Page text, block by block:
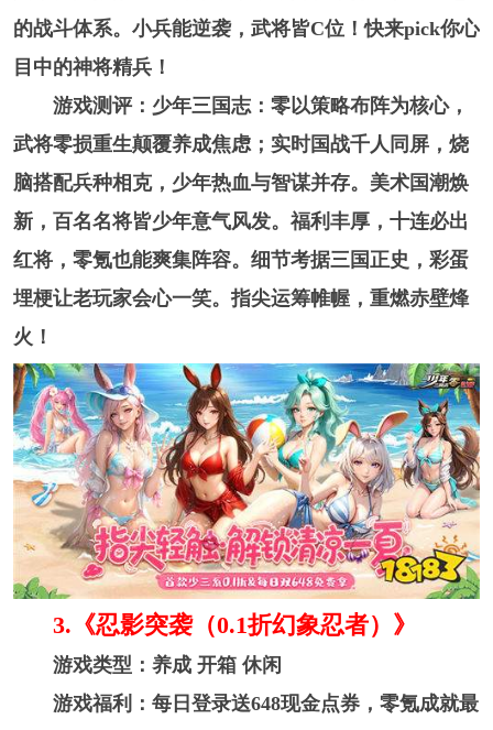
的战斗体系。小兵能逆袭，武将皆C位！快来pick你心
目中的神将精兵！
游戏测评：少年三国志：零以策略布阵为核心，
武将零损重生颠覆养成焦虑；实时国战千人同屏，烧
脑搭配兵种相克，少年热血与智谋并存。美术国潮焕
新，百名名将皆少年意气风发。福利丰厚，十连必出
红将，零氪也能爽集阵容。细节考据三国正史，彩蛋
埋梗让老玩家会心一笑。指尖运筹帷幄，重燃赤壁烽
火！
3.《忍影突袭（0.1折幻象忍者）》
游戏类型：养成 开箱 休闲
游戏福利：每日登录送648现金点券，零氪成就最